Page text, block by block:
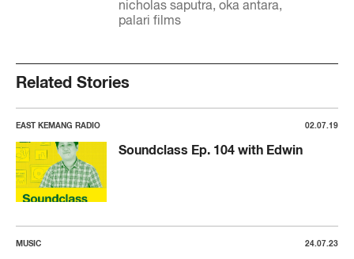
nicholas saputra oka antara
palari films
Related Stories
EAST KEMANG RADIO 02.07.19
Soundclass Ep. 104 with Edwin
MUSIC 24.07.23